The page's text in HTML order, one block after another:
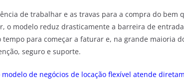
de trabalhar e as travas para a compra do bem
o modelo reduz drasticamente a barreira de
para começar a faturar e, na grande maioria
seguro e suporte.
de negócios de locação flexível atende